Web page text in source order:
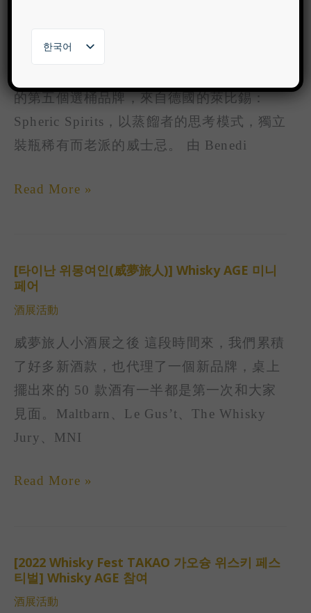
公司消息
的第五個選桶品牌，來自德國的萊比錫：
Spheric Spirits，以蒸餾者的思考模式，獨立
裝瓶稀有而老派的威士忌。 由 Benedi
品
牌
德
Spheric
Read More »
[타이난 위몽여인(威夢旅人)] Whisky AGE 미니
페어
酒展活動
威夢旅人小酒展之後 這段時間來，我們累積
了好多新酒款，也代理了一個新品牌，桌上
擺出來的 50 款酒有一半都是第一次和大家
見面。Maltbarn、Le Gus’t、The Whisky
Jury、MNI
[타
이
위
몽
여
인
(威
旅
AGE
미
니
Read More »
[2022 Whisky Fest TAKAO 가오슝 위스키 페스
티벌] Whisky AGE 참여
酒展活動
[2022
Whisky
한국어
繁體中文
日本語